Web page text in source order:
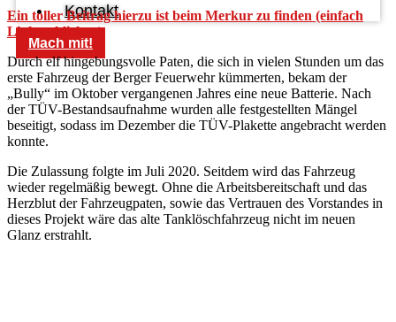
Kontakt
Mach mit!
Ein toller Beitrag hierzu ist beim Merkur zu finden (einfach
Link anklicken)
Durch elf hingebungsvolle Paten, die sich in vielen Stunden um das
erste Fahrzeug der Berger Feuerwehr kümmerten, bekam der
„Bully“ im Oktober vergangenen Jahres eine neue Batterie. Nach
der TÜV-Bestandsaufnahme wurden alle festgestellten Mängel
beseitigt, sodass im Dezember die TÜV-Plakette angebracht werden
konnte.
Die Zulassung folgte im Juli 2020. Seitdem wird das Fahrzeug
wieder regelmäßig bewegt. Ohne die Arbeitsbereitschaft und das
Herzblut der Fahrzeugpaten, sowie das Vertrauen des Vorstandes in
dieses Projekt wäre das alte Tanklöschfahrzeug nicht im neuen
Glanz erstrahlt.